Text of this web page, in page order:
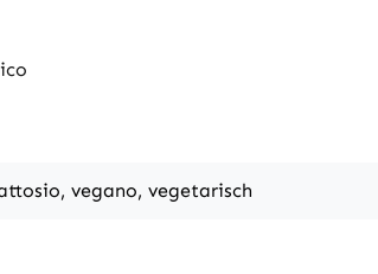
vegano, vegetarisch